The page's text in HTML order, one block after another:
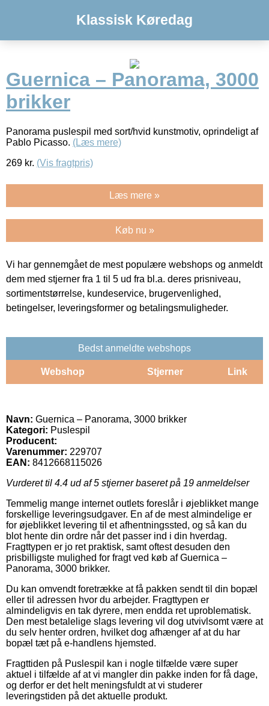
Klassisk Køredag
Guernica – Panorama, 3000
brikker
Panorama puslespil med sort/hvid kunstmotiv, oprindeligt af
Pablo Picasso. (Læs mere)
269 kr. (Vis fragtpris)
Læs mere »
Køb nu »
Vi har gennemgået de mest populære webshops og anmeldt
dem med stjerner fra 1 til 5 ud fra bl.a. deres prisniveau,
sortimentstørrelse, kundeservice, brugervenlighed,
betingelser, leveringsformer og betalingsmuligheder.
Bedst anmeldte webshops
Webshop Stjerner Link
Navn: Guernica – Panorama, 3000 brikker
Kategori: Puslespil
Producent:
Varenummer: 229707
EAN: 8412668115026
Vurderet til 4.4 ud af 5 stjerner baseret på 19 anmeldelser
Temmelig mange internet outlets foreslår i øjeblikket mange
forskellige leveringsudgaver. En af de mest almindelige er
for øjeblikket levering til et afhentningssted, og så kan du
blot hente din ordre når det passer ind i din hverdag.
Fragttypen er jo ret praktisk, samt oftest desuden den
prisbilligste mulighed for fragt ved køb af Guernica –
Panorama, 3000 brikker.
Du kan omvendt foretrække at få pakken sendt til din bopæl
eller til adressen hvor du arbejder. Fragttypen er
almindeligvis en tak dyrere, men endda ret uproblematisk.
Den mest betalelige slags levering vil dog utvivlsomt være at
du selv henter ordren, hvilket dog afhænger af at du har
bopæl tæt på e-handlens hjemsted.
Fragttiden på Puslespil kan i nogle tilfælde være super
aktuel i tilfælde af at vi mangler din pakke inden for få dage,
og derfor er det helt meningsfuldt at vi studerer
leveringstiden på det aktuelle produkt.